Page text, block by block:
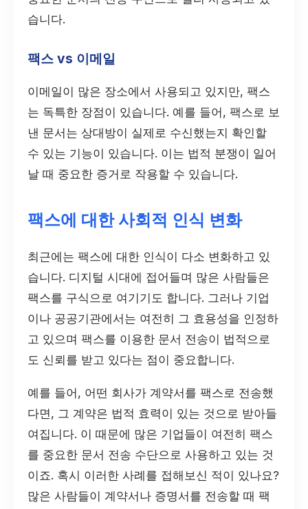
습니다.
팩스 vs 이메일
이메일이 많은 장소에서 사용되고 있지만, 팩스
는 독특한 장점이 있습니다. 예를 들어, 팩스로 보
낸 문서는 상대방이 실제로 수신했는지 확인할
수 있는 기능이 있습니다. 이는 법적 분쟁이 일어
날 때 중요한 증거로 작용할 수 있습니다.
팩스에 대한 사회적 인식 변화
최근에는 팩스에 대한 인식이 다소 변화하고 있
습니다. 디지털 시대에 접어들며 많은 사람들은
팩스를 구식으로 여기기도 합니다. 그러나 기업
이나 공공기관에서는 여전히 그 효용성을 인정하
고 있으며 팩스를 이용한 문서 전송이 법적으로
도 신뢰를 받고 있다는 점이 중요합니다.
예를 들어, 어떤 회사가 계약서를 팩스로 전송했
다면, 그 계약은 법적 효력이 있는 것으로 받아들
여집니다. 이 때문에 많은 기업들이 여전히 팩스
를 중요한 문서 전송 수단으로 사용하고 있는 것
이죠. 혹시 이러한 사례를 접해보신 적이 있나요?
많은 사람들이 계약서나 증명서를 전송할 때 팩